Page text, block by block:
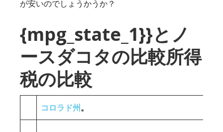
が安いのでしょうかうか？
{mpg_state_1}}とノ
ースダコタの比較所得
税の比較
コロラド州。